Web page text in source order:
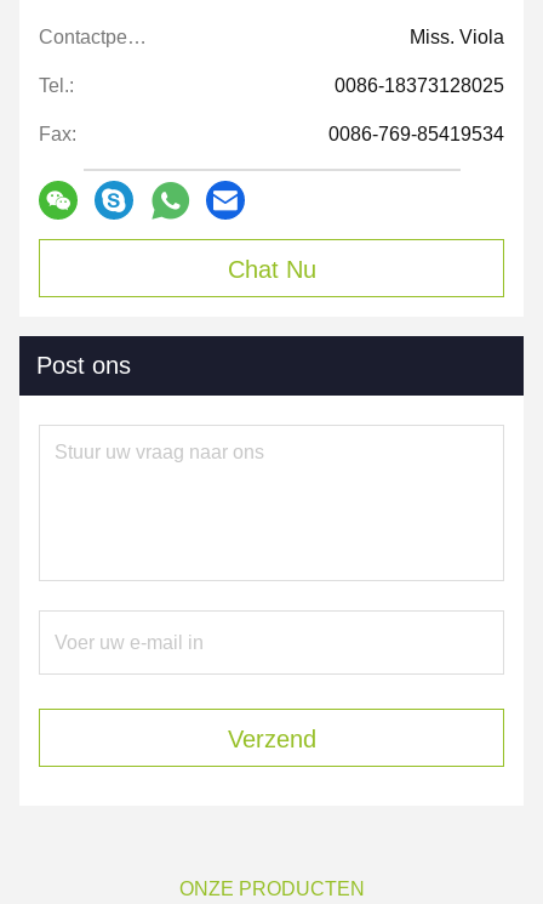
Contactpersonen: Miss. Viola
Tel.: 0086-18373128025
Fax: 0086-769-85419534
Chat Nu
Post ons
Verzend
ONZE PRODUCTEN